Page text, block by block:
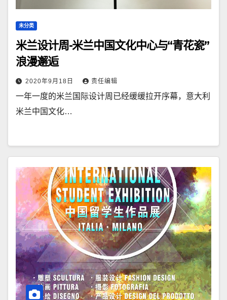
未分类
米兰设计周-米兰中国文化中心与“青花瓷”
浪漫邂逅
2020年9月18日 责任编辑
一年一度的米兰国际设计周已经缓缓拉开序幕，意大利
米兰中国文化…